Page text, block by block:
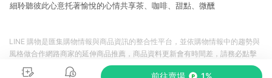
細聆聽彼此心意托著愉悅的心情共享茶、咖啡、甜點、微醺
前往賣場 1%
LINE 購物是匯集購物情報與商品資訊的整合性平台，並依購物情報中的趨勢與
風格做合作網路商家的延伸商品推薦，商品資料更新會有時間差，請務必點擊
商品至各合作網路商家，確認現售價與購物條件，一切資訊以合作廠商網頁為